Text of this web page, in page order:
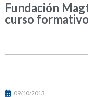
Fundación
curso
09/10/2013